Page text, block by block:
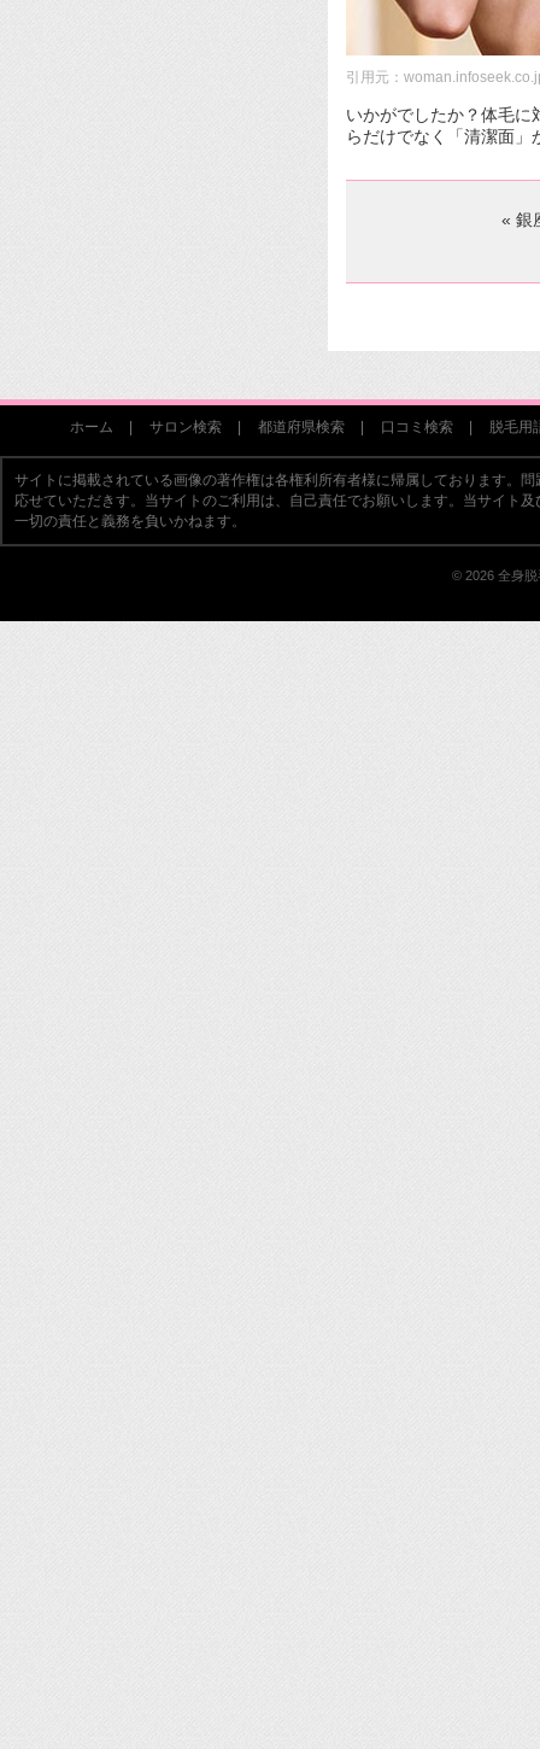
引用元：
いかがでしたか？体毛に
らだけでなく「清潔面
« 銀
ホーム サロン検索 都道府県検索 口コミ検索 脱毛用
サイトに掲載されている画像の著作権は各権利所有者様に帰属しております。
応せていただきす。当サイトのご利用は、自己責任でお願いします。当サイト
一切の責任と義務を負いかねます。
© 2026 全身